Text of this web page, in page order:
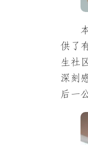
供了
生社
深刻
后一